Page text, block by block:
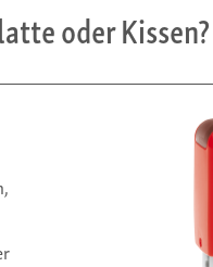
oder Kissen?